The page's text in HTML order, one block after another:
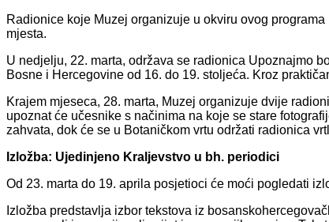
Radionice koje Muzej organizuje u okviru ovog
mjesta.
U nedjelju, 22. marta, održava se radionica Upoznajmo
Bosne i Hercegovine od 16. do 19. stoljeća. Kroz
Krajem mjeseca, 28. marta, Muzej organizuje dvije
upoznat će učesnike s načinima na koje se stare
zahvata, dok će se u Botaničkom vrtu održati radionica
Izložba: Ujedinjeno Kraljevstvo u bh. periodici
Od 23. marta do 19. aprila posjetioci će moći pogledati
Izložba predstavlja izbor tekstova iz